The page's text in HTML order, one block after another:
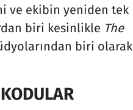
ve ekibin yeniden tek
biri kesinlikle The
biri olarak